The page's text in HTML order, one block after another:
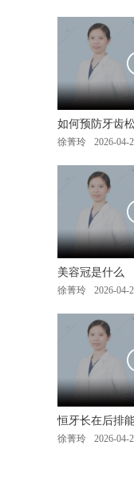
如何预防牙齿
徐菁玲 2026-04-
美容冠是什么
徐菁玲 2026-04-
恒牙长在后排
徐菁玲 2026-04-